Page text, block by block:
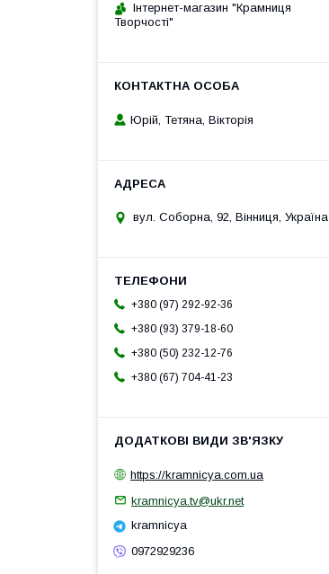
Інтернет-магазин "Крамниця
Творчості"
Юрій, Тетяна, Вікторія
вул. Соборна, 92, Вінниця, Україна
+380 (97) 292-92-36
+380 (93) 379-18-60
+380 (50) 232-12-76
+380 (67) 704-41-23
https://kramnicya.com.ua
kramnicya.tv@ukr.net
kramnicya
0972929236